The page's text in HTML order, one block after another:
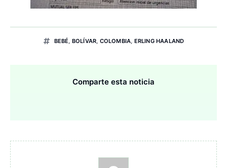
BEBÉ, BOLÍVAR, COLOMBIA, ERLING HAALAND
Comparte esta noticia